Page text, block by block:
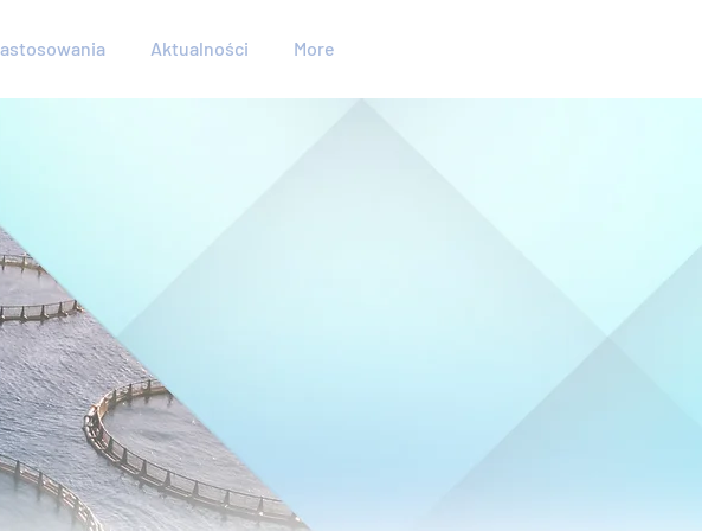
Aktualności More
wodna